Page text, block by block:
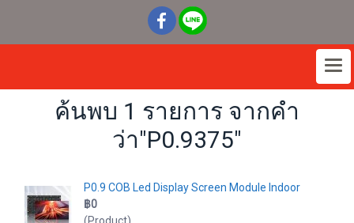
ค้นพบ 1 รายการ จากคำ
ว่า"P0.9375"
P0.9 COB Led Display Screen Module Indoor
฿0